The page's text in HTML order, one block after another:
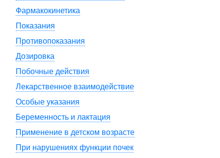
Фармакокинетика
Показания
Противопоказания
Дозировка
Побочные действия
Лекарственное взаимодействие
Особые указания
Беременность и лактация
Применение в детском возрасте
При нарушениях функции почек